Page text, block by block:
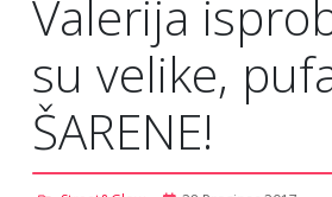
Valerija
su velike,
ŠARENE!